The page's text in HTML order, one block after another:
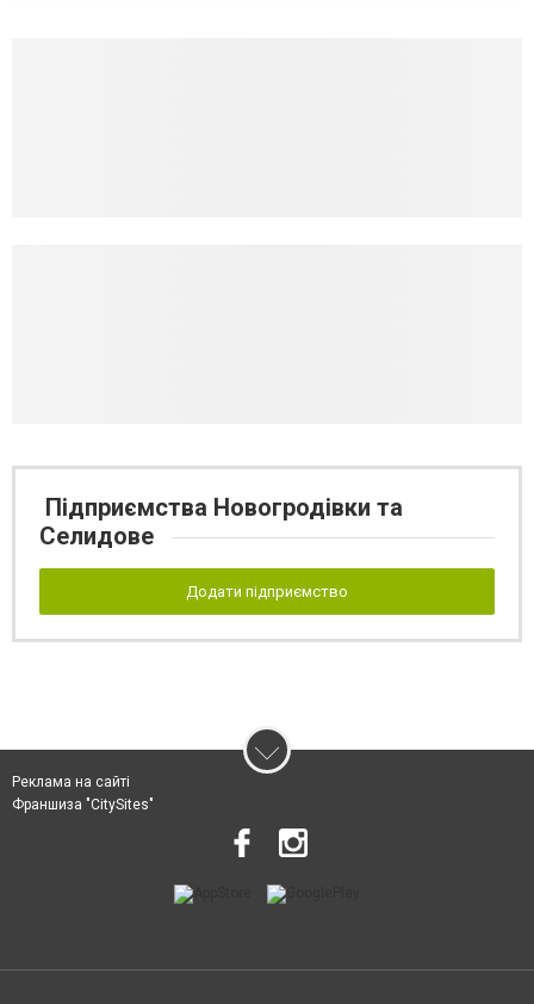
Підприємства Новогродівки та
Селидове
Додати підприємство
Реклама на сайті
Франшиза "CitySites"